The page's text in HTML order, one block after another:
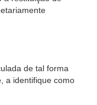
de tal forma
a identifique como